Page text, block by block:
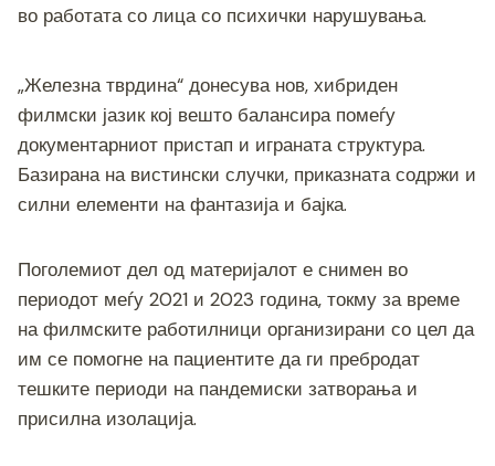
во работата со лица со психички нарушувања.
„Железна тврдина“ донесува нов, хибриден
филмски јазик кој вешто балансира помеѓу
документарниот пристап и играната структура.
Базирана на вистински случки, приказната содржи и
силни елементи на фантазија и бајка.
Поголемиот дел од материјалот е снимен во
периодот меѓу 2021 и 2023 година, токму за време
на филмските работилници организирани со цел да
им се помогне на пациентите да ги пребродат
тешките периоди на пандемиски затворања и
присилна изолација.